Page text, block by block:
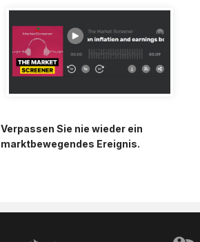
Verpassen Sie nie wieder ein
marktbewegendes Ereignis.